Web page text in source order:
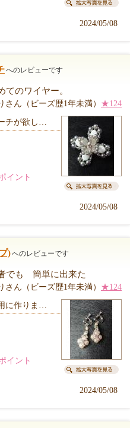
2024/05/08
へのレビューです
てのワイヤー。
さん（ビーズ歴1年未満） ★124
チが欲し…
イント
2024/05/08
)へのレビューです
でも 簡単に出来た
さん（ビーズ歴1年未満） ★124
に作りま…
イント
2024/05/08